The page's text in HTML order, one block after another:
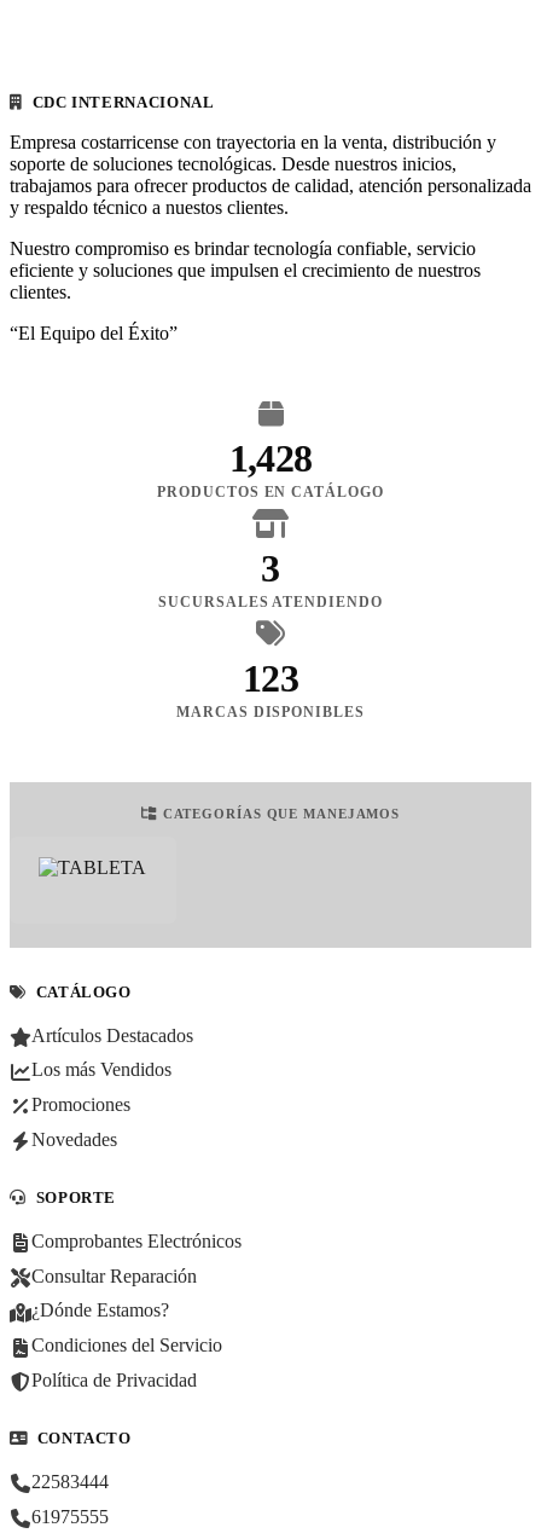
CDC INTERNACIONAL
Empresa costarricense con trayectoria en la venta, distribución y
soporte de soluciones tecnológicas. Desde nuestros inicios,
trabajamos para ofrecer productos de calidad, atención personalizada
y respaldo técnico a nuestos clientes.
Nuestro compromiso es brindar tecnología confiable, servicio
eficiente y soluciones que impulsen el crecimiento de nuestros
clientes.
“El Equipo del Éxito”
1,428
PRODUCTOS EN CATÁLOGO
3
SUCURSALES ATENDIENDO
123
MARCAS DISPONIBLES
CATEGORÍAS QUE MANEJAMOS
CATÁLOGO
Artículos Destacados
Los más Vendidos
Promociones
Novedades
SOPORTE
Comprobantes Electrónicos
Consultar Reparación
¿Dónde Estamos?
Condiciones del Servicio
Política de Privacidad
CONTACTO
22583444
61975555